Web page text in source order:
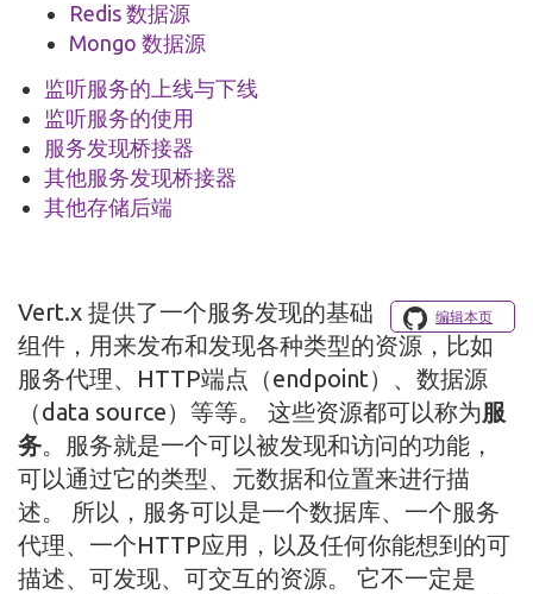
Redis 数据源
Mongo 数据源
监听服务的上线与下线
监听服务的使用
服务发现桥接器
其他服务发现桥接器
其他存储后端
编辑本页
Vert.x 提供了一个服务发现的基础
组件，用来发布和发现各种类型的资源，比如
服务代理、HTTP端点（endpoint）、数据源
（data source）等等。 这些资源都可以称为服
务。服务就是一个可以被发现和访问的功能，
可以通过它的类型、元数据和位置来进行描
述。 所以，服务可以是一个数据库、一个服务
代理、一个HTTP应用，以及任何你能想到的可
描述、可发现、可交互的资源。 它不一定是